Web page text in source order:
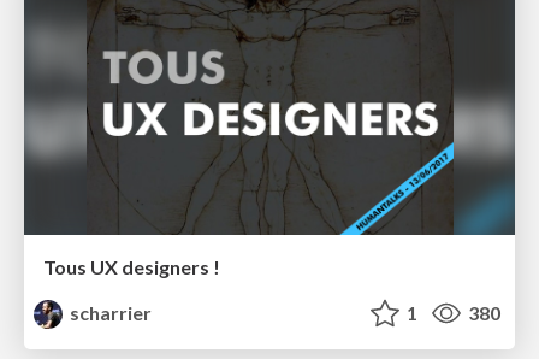
Tous UX designers !
scharrier
1 380